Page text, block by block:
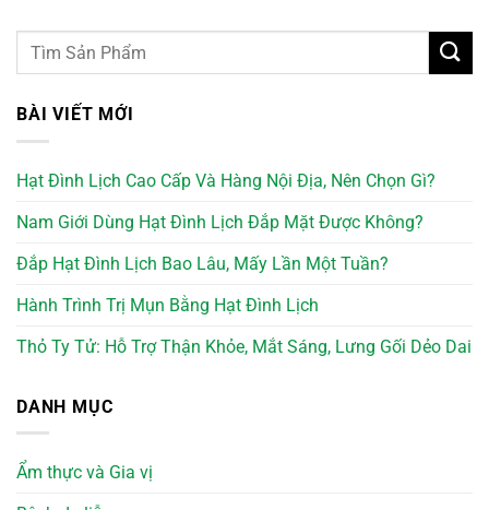
BÀI VIẾT MỚI
Hạt Đình Lịch Cao Cấp Và Hàng Nội Địa, Nên Chọn Gì?
Nam Giới Dùng Hạt Đình Lịch Đắp Mặt Được Không?
Đắp Hạt Đình Lịch Bao Lâu, Mấy Lần Một Tuần?
Hành Trình Trị Mụn Bằng Hạt Đình Lịch
Thỏ Ty Tử: Hỗ Trợ Thận Khỏe, Mắt Sáng, Lưng Gối Dẻo Dai
DANH MỤC
Ẩm thực và Gia vị